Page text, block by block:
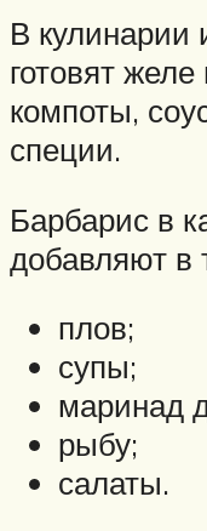
В кулинарии
готовят
компоты,
специи.
Барбарис в
добавляют в
плов;
супы;
маринад
рыбу;
салаты.